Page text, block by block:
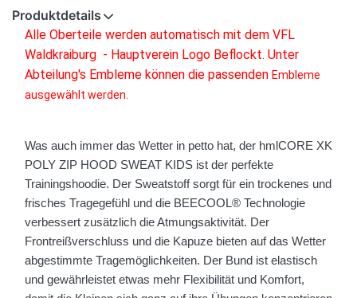
Produktdetails
Alle Oberteile werden automatisch mit dem VFL
Waldkraiburg - Hauptverein Logo Beflockt. Unter
Abteilung's Embleme können die passenden Embleme
ausgewählt werden.
Was auch immer das Wetter in petto hat, der hmlCORE XK
POLY ZIP HOOD SWEAT KIDS ist der perfekte
Trainingshoodie. Der Sweatstoff sorgt für ein trockenes und
frisches Tragegefühl und die BEECOOL® Technologie
verbessert zusätzlich die Atmungsaktivität. Der
Frontreißverschluss und die Kapuze bieten auf das Wetter
abgestimmte Tragemöglichkeiten. Der Bund ist elastisch
und gewährleistet etwas mehr Flexibilität und Komfort,